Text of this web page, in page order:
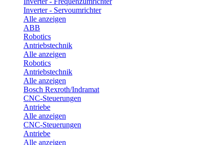
Inverter - Servoumrichter
Alle anzeigen
ABB
Robotics
Antriebstechnik
Alle anzeigen
Robotics
Antriebstechnik
Alle anzeigen
Bosch Rexroth/Indramat
CNC-Steuerungen
Antriebe
Alle anzeigen
CNC-Steuerungen
Antriebe
Alle anzeigen